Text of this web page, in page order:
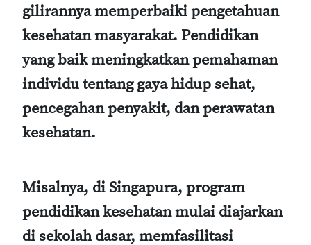
gilirannya memperbaiki pengetahuan
kesehatan masyarakat. Pendidikan
yang baik meningkatkan pemahaman
individu tentang gaya hidup sehat,
pencegahan penyakit, dan perawatan
kesehatan.
Misalnya, di Singapura, program
pendidikan kesehatan mulai diajarkan
di sekolah dasar, memfasilitasi